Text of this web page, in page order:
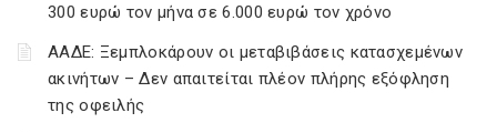
300 ευρώ τον μήνα σε 6.000 ευρώ τον χρόνο
ΑΑΔΕ: Ξεμπλοκάρουν οι μεταβιβάσεις κατασχεμένων
ακινήτων – Δεν απαιτείται πλέον πλήρης εξόφληση
της οφειλής